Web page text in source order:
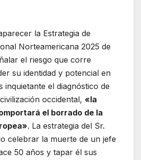
la Estrategia de
Norteamericana 2025 de
el riesgo que corre
su identidad y potencial en
inquietante el diagnóstico de
occidental, «la
el borrado de la
. La estrategia del Sr.
celebrar la muerte de un jefe
50 años y tapar él sus